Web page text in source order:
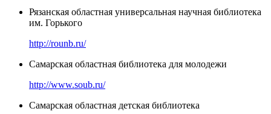
Рязанская областная универсальная научная библиотека
им. Горького
http://rounb.ru/
Самарская областная библиотека для молодежи
http://www.soub.ru/
Самарская областная детская библиотека